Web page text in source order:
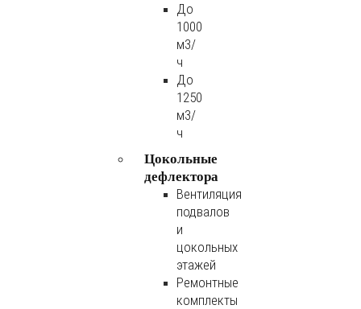
До
1000
м3/
ч
До
1250
м3/
ч
Цокольные
дефлектора
Вентиляция
подвалов
и
цокольных
этажей
Ремонтные
комплекты